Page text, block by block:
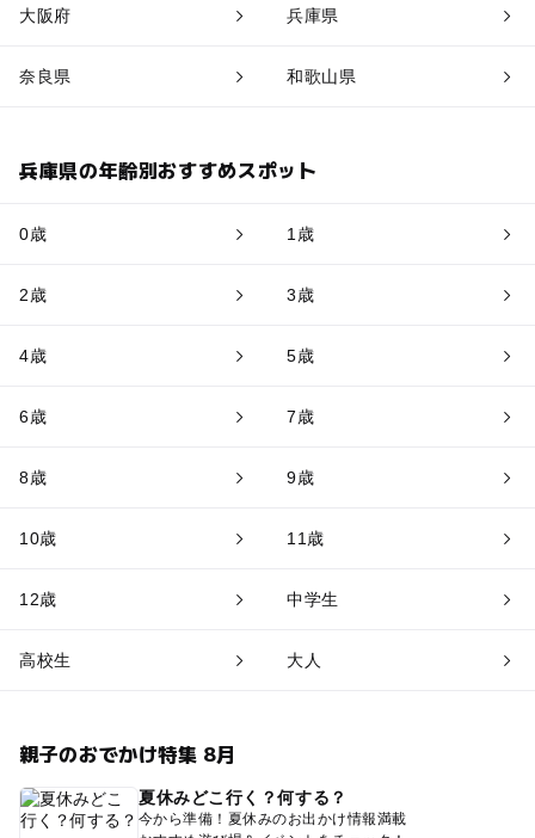
大阪府 兵庫県
奈良県 和歌山県
兵庫県の年齢別おすすめスポット
0歳 1歳
2歳 3歳
4歳 5歳
6歳 7歳
8歳 9歳
10歳 11歳
12歳 中学生
高校生 大人
親子のおでかけ特集 8月
夏休みどこ行く？何する？
今から準備！夏休みのお出かけ情報満載